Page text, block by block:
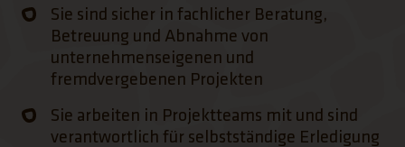
Sie sind sicher in fachlicher Beratung,
Betreuung und Abnahme von
unternehmenseigenen und
fremdvergebenen Projekten
Sie arbeiten in Projektteams mit und sind
verantwortlich für selbstständige Erledigung